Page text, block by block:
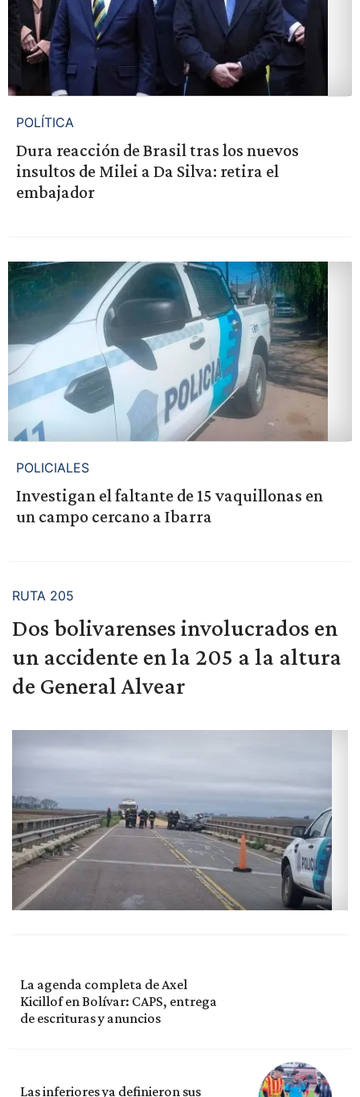
POLÍTICA
Dura reacción de Brasil tras los nuevos
insultos de Milei a Da Silva: retira el
embajador
POLICIALES
Investigan el faltante de 15 vaquillonas en
un campo cercano a Ibarra
RUTA 205
Dos bolivarenses involucrados en
un accidente en la 205 a la altura
de General Alvear
La agenda completa de Axel
Kicillof en Bolívar: CAPS, entrega
de escrituras y anuncios
Las inferiores ya definieron sus